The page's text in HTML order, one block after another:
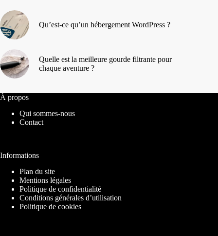
Qu’est-ce qu’un hébergement WordPress ?
Quelle est la meilleure gourde filtrante pour
chaque aventure ?
À propos
Qui sommes-nous
Contact
Informations
Plan du site
Mentions légales
Politique de confidentialité
Conditions générales d’utilisation
Politique de cookies